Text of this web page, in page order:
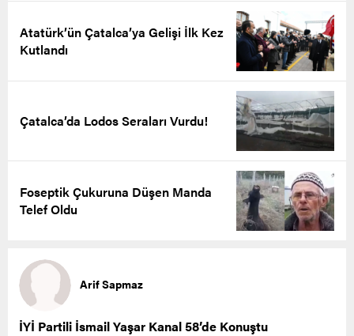
Atatürk’ün Çatalca’ya Gelişi İlk Kez
Kutlandı
Çatalca’da Lodos Seraları Vurdu!
Foseptik Çukuruna Düşen Manda
Telef Oldu
Arif Sapmaz
İYİ Partili İsmail Yaşar Kanal 58’de Konuştu